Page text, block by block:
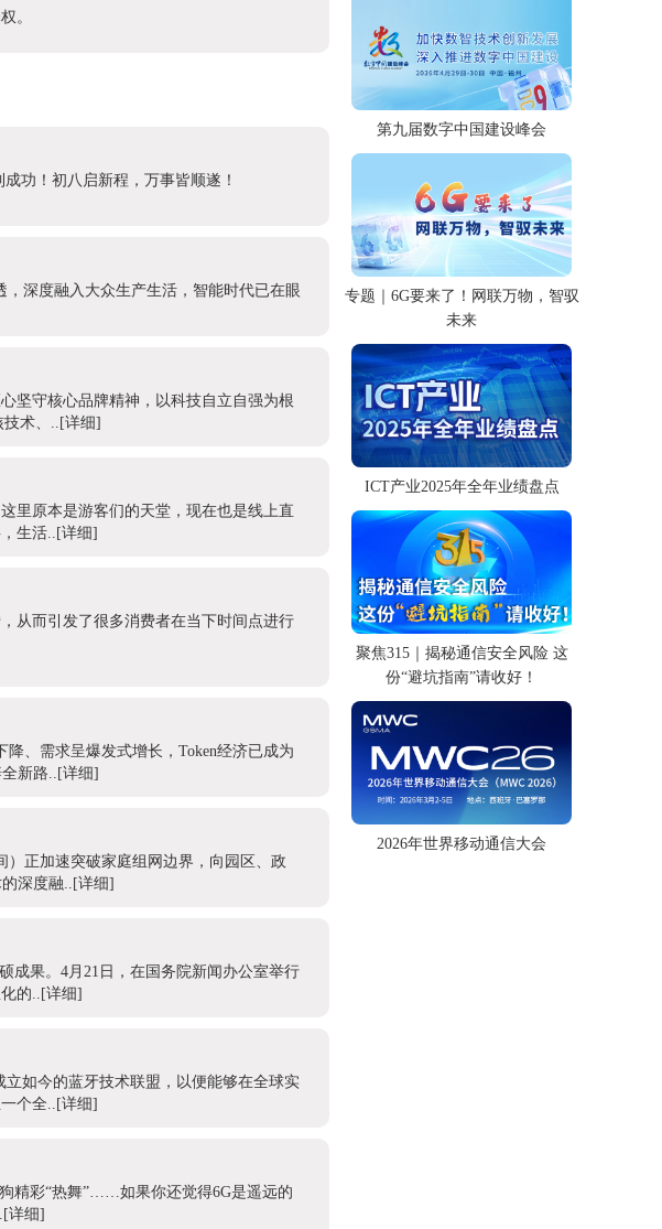
。
功！初八启新程，万事皆顺遂！
深度融入大众生产生活，智能时代已在眼
坚守核心品牌精神，以科技自立自强为根
技术、..[详细]
里原本是游客们的天堂，现在也是线上直
生活.. [详细]
从而引发了很多消费者在当下时间点进行
、需求呈爆发式增长，Token经济已成为
新路.. [详细]
）正加速突破家庭组网边界，向园区、政
深度融..[详细]
成果。4月21日，在国务院新闻办公室举行
的.. [详细]
如今的蓝牙技术联盟，以便能够在全球实
个全.. [详细]
精彩“热舞”……如果你还觉得6G是遥远的
[详细]
第九届数字中国建设峰会
专题｜6G要来了！网联万物，智驭
未来
ICT产业2025年全年业绩盘点
聚焦315｜揭秘通信安全风险 这
份“避坑指南”请收好！
2026年世界移动通信大会